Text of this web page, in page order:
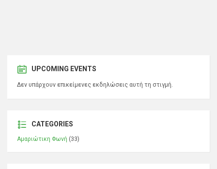
UPCOMING EVENTS
Δεν υπάρχουν επικείμενες εκδηλώσεις αυτή τη στιγμή.
CATEGORIES
Αμαριώτικη Φωνή (33)